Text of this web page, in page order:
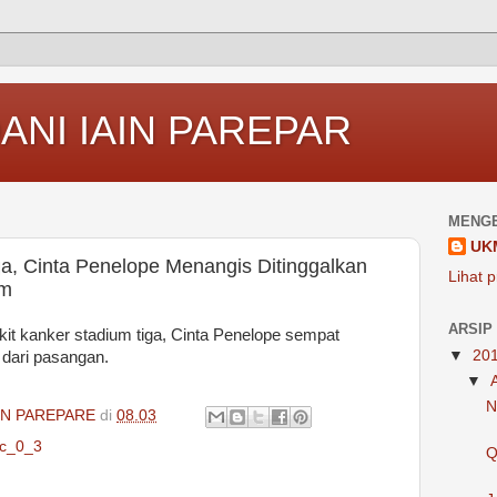
IAIN PAREPAR
Cinta Penelope Menangis Ditinggalkan
kanker stadium tiga, Cinta Penelope sempat
pasangan.
PAREPARE di 08.03
Lihat
ARSIP
▼
▼